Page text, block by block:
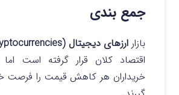
جمع بندی
بازارارزهای دیجیتال (Cryptocurrencies)
اقتصاد کلان قرار گرفته است
خریداران هر کاهش قیمت را فرصت